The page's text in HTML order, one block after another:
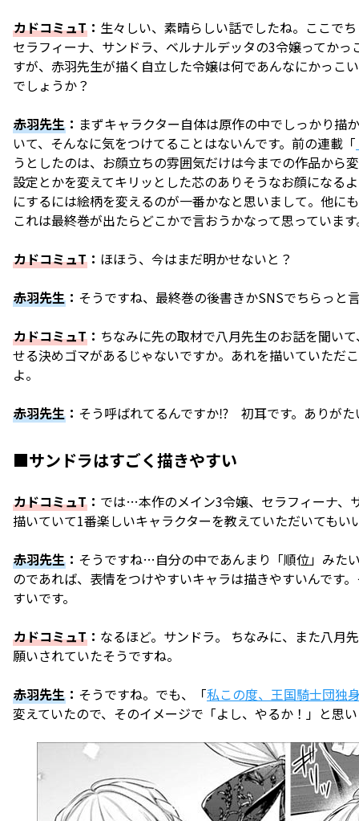
カドコミュT ： 生々しい、素晴らしい話でしたね。ここで
セラフィーナ、サンドラ、ベルナルデッタの3令嬢ってか
すが、赤羽先生が描く自立した令嬢は何であんなにかっこ
でしょうか？
赤羽先生 ： まずキャラクター自体は原作の中でしっかり描
いて、そんなに気をつけてることはないんです。前の連載「
うとしたのは、お顔立ちの雰囲気だけは今までの作品から
設定とかを変えてキリッとした芯のありそうなお顔になる
にするには絵柄を変えるのが一番かなと思いまして。他
これは最終巻が出たらどこかで言おうかなって思っていま
カドコミュT ： ほほう、今はまだ明かせないと？
赤羽先生 ： そうですね、最終巻の後書きかSNSでちらっと
カドコミュT ： ちなみに先の取材で八月先生のお話を聞い
せる決めゴマがあるじゃないですか。あれを描いていただ
よ。
赤羽先生 ： そう呼ばれてるんですか⁉ 初耳です。ありがた
■サンドラはすごく描きやすい
カドコミュT ： では…本作のメイン3令嬢、セラフィーナ、
描いていて1番楽しいキャラクターを教えていただいてもい
赤羽先生 ： そうですね…自分の中であんまり「順位」みた
のであれば、表情をつけやすいキャラは描きやすいんです
すいです。
カドコミュT ： なるほど。サンドラ。 ちなみに、また八月
願いされていたそうですね。
赤羽先生 ： そうですね。でも、「私この度、王国騎士団独
変えていたので、そのイメージで「よし、やるか！」と思